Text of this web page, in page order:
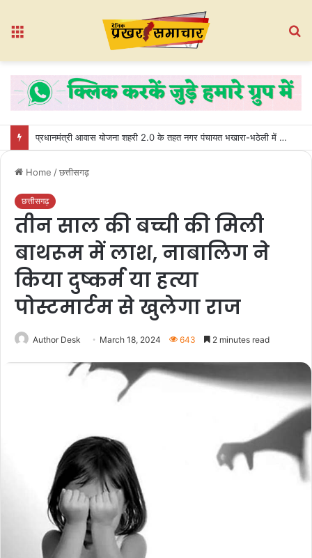
प्रधानमंत्री आवास योजना शहरी 2.0 के तहत नगर पंचायत भखारा-भठेली में हितग्राहियों को प्रदान किए गए अधिकार पत्र
Home /छत्तीसगढ़
छत्तीसगढ़
तीन साल की बच्ची की मिली
बाथरूम में लाश, नाबालिग ने
किया दुष्कर्म या हत्या
पोस्टमार्टम से खुलेगा राज
Author Desk March 18, 2024 643 2 minutes read